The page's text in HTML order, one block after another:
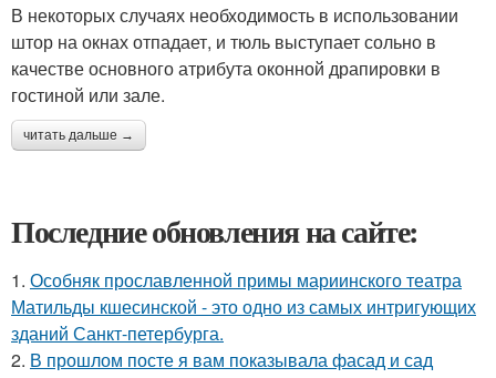
В некоторых случаях необходимость в использовании
штор на окнах отпадает, и тюль выступает сольно в
качестве основного атрибута оконной драпировки в
гостиной или зале.
читать дальше →
Последние обновления на сайте:
1. Особняк прославленной примы мариинского театра
Матильды кшесинской - это одно из самых интригующих
зданий Санкт-петербурга.
2. В прошлом посте я вам показывала фасад и сад